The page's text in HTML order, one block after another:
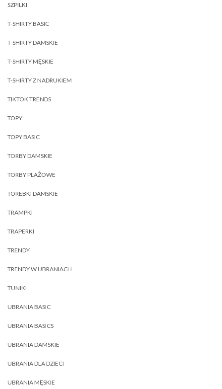
SZPILKI
T-SHIRTY BASIC
T-SHIRTY DAMSKIE
T-SHIRTY MĘSKIE
T-SHIRTY Z NADRUKIEM
TIKTOK TRENDS
TOPY
TOPY BASIC
TORBY DAMSKIE
TORBY PLAŻOWE
TOREBKI DAMSKIE
TRAMPKI
TRAPERKI
TRENDY
TRENDY W UBRANIACH
TUNIKI
UBRANIA BASIC
UBRANIA BASICS
UBRANIA DAMSKIE
UBRANIA DLA DZIECI
UBRANIA MĘSKIE